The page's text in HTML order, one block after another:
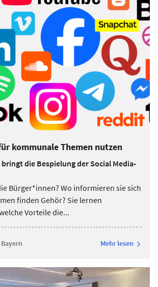
kommunale Themen nutzen
die Bespielung der Social Media-
Bürger*innen? Wo informieren sie sich
finden Gehör? Sie lernen
Vorteile die...
Bayern Mehr lesen